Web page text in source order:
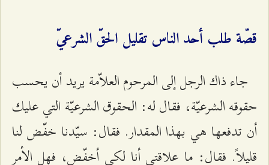
قصّة طلب أحد الناس تقليل الحقّ الشرعيّ
جاء ذاك الرجل إلى المرحوم العلاّمة يريد أن يحسب
حقوقه الشرعيّة، فقال له: الحقوق الشرعيّة التي عليك
أن تدفعها هي بهذا المقدار. فقال: سيّدنا خفّض لنا
قليلاً. فقال: ما علاقتي أنا لكي أخفّض، فهل الأمر